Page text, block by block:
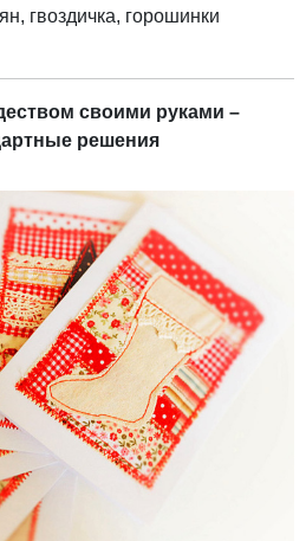
гвоздичка, горошинки
своими руками –
решения